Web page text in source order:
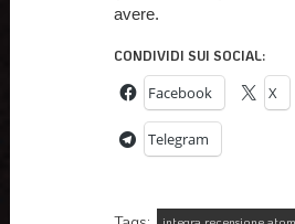
avere.
CONDIVIDI SUI SOCIAL:
Facebook X
Telegram